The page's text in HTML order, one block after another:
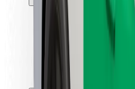
Sijainnit
Kaupunkiratkaisut
Lentokentät
Boltin lataustelineet